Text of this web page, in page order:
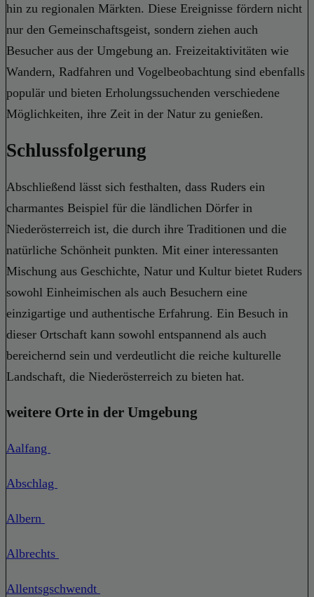
hin zu regionalen Märkten. Diese Ereignisse fördern nicht
nur den Gemeinschaftsgeist, sondern ziehen auch
Besucher aus der Umgebung an. Freizeitaktivitäten wie
Wandern, Radfahren und Vogelbeobachtung sind ebenfalls
populär und bieten Erholungssuchenden verschiedene
Möglichkeiten, ihre Zeit in der Natur zu genießen.
Schlussfolgerung
Abschließend lässt sich festhalten, dass Ruders ein
charmantes Beispiel für die ländlichen Dörfer in
Niederösterreich ist, die durch ihre Traditionen und die
natürliche Schönheit punkten. Mit einer interessanten
Mischung aus Geschichte, Natur und Kultur bietet Ruders
sowohl Einheimischen als auch Besuchern eine
einzigartige und authentische Erfahrung. Ein Besuch in
dieser Ortschaft kann sowohl entspannend als auch
bereichernd sein und verdeutlicht die reiche kulturelle
Landschaft, die Niederösterreich zu bieten hat.
weitere Orte in der Umgebung
Aalfang
Abschlag
Albern
Albrechts
Allentsgschwendt